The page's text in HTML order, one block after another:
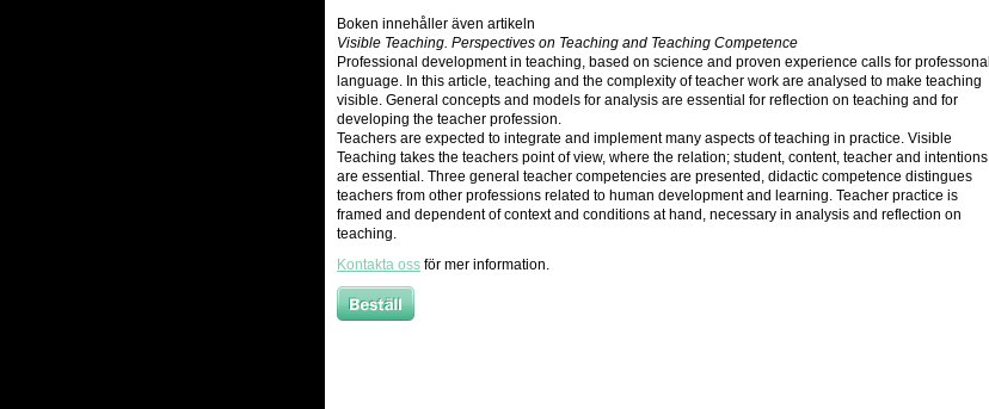
Boken innehåller även artikeln
Visible Teaching. Perspectives on Teaching and Teaching Competence
Professional development in teaching, based on science and proven experience calls for professonal
language. In this article, teaching and the complexity of teacher work are analysed to make teaching
visible. General concepts and models for analysis are essential for reflection on teaching and for
developing the teacher profession.
Teachers are expected to integrate and implement many aspects of teaching in practice. Visible
Teaching takes the teachers point of view, where the relation; student, content, teacher and intentions
are essential. Three general teacher competencies are presented, didactic competence distingues
teachers from other professions related to human development and learning. Teacher practice is
framed and dependent of context and conditions at hand, necessary in analysis and reflection on
teaching.
Kontakta oss för mer information.